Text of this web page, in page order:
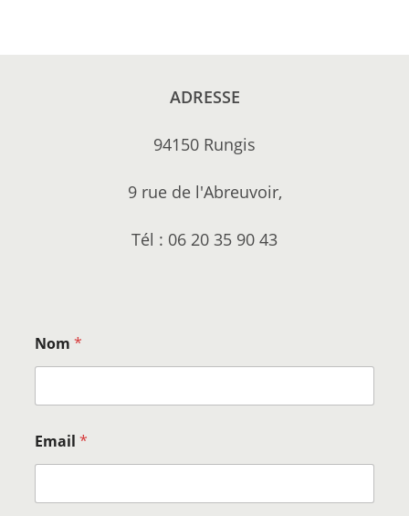
ADRESSE
94150 Rungis
9 rue de l'Abreuvoir,
Tél : 06 20 35 90 43
Nom*
Email*